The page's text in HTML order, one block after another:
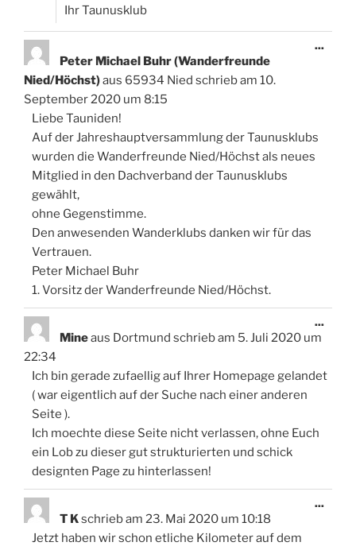
Ihr Taunusklub
Peter Michael Buhr (Wanderfreunde
Nied/Höchst)aus 65934 Nied schrieb am 10.
September 2020 um 8:15
Liebe Tauniden!
Auf der Jahreshauptversammlung der Taunusklubs
wurden die Wanderfreunde Nied/Höchst als neues
Mitglied in den Dachverband der Taunusklubs
gewählt,
ohne Gegenstimme.
Den anwesenden Wanderklubs danken wir für das
Vertrauen.
Peter Michael Buhr
1. Vorsitz der Wanderfreunde Nied/Höchst.
...
Mineaus Dortmund schrieb am 5. Juli 2020 um
22:34
Ich bin gerade zufaellig auf Ihrer Homepage gelandet
( war eigentlich auf der Suche nach einer anderen
Seite ).
Ich moechte diese Seite nicht verlassen, ohne Euch
ein Lob zu dieser gut strukturierten und schick
designten Page zu hinterlassen!
...
T Kschrieb am 23. Mai 2020 um 10:18
Jetzt haben wir schon etliche Kilometer auf dem
...